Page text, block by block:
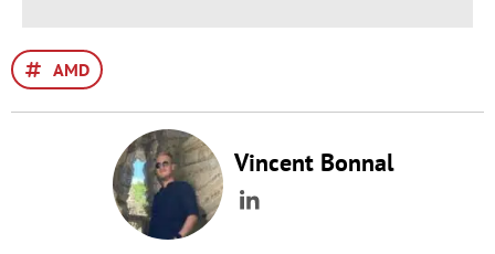
AMD
Vincent Bonnal
LinkedIn